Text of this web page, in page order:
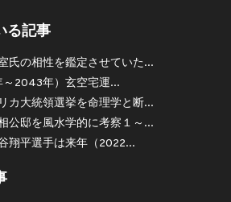
る記事
氏の相性を鑑定させていた...
2043年）玄空宅運...
カ大統領選挙を命理学と断...
公邸を風水学的に考察１～...
翔平選手は来年（2022...